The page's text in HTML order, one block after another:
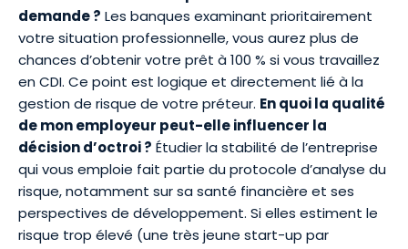
demande ? Les banques examinant prioritairement
votre situation professionnelle, vous aurez plus de
chances d’obtenir votre prêt à 100 % si vous travaillez
en CDI. Ce point est logique et directement lié à la
gestion de risque de votre préteur. En quoi la qualité
de mon employeur peut-elle influencer la
décision d’octroi ? Étudier la stabilité de l’entreprise
qui vous emploie fait partie du protocole d’analyse du
risque, notamment sur sa santé financière et ses
perspectives de développement. Si elles estiment le
risque trop élevé (une très jeune start-up par